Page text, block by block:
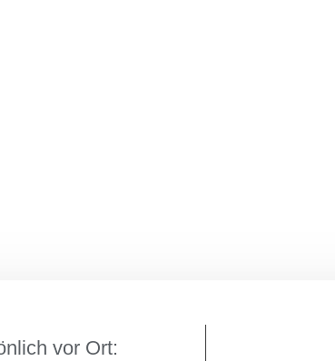
vor Ort: